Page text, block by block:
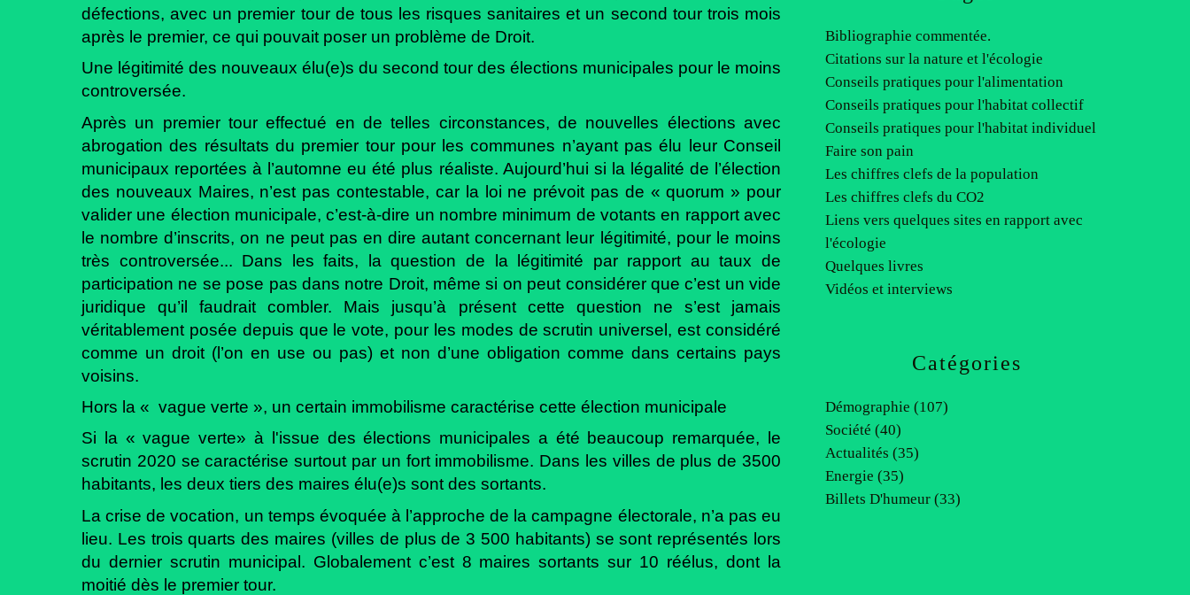
défections, avec un premier tour de tous les risques sanitaires et un second tour trois mois
après le premier, ce qui pouvait poser un problème de Droit.
Une légitimité des nouveaux élu(e)s du second tour des élections municipales pour le moins
controversée.
Après un premier tour effectué en de telles circonstances, de nouvelles élections avec
abrogation des résultats du premier tour pour les communes n’ayant pas élu leur Conseil
municipaux reportées à l’automne eu été plus réaliste. Aujourd’hui si la légalité de l’élection
des nouveaux Maires, n’est pas contestable, car la loi ne prévoit pas de « quorum » pour
valider une élection municipale, c’est-à-dire un nombre minimum de votants en rapport avec
le nombre d’inscrits, on ne peut pas en dire autant concernant leur légitimité, pour le moins
très controversée... Dans les faits, la question de la légitimité par rapport au taux de
participation ne se pose pas dans notre Droit, même si on peut considérer que c’est un vide
juridique qu’il faudrait combler. Mais jusqu’à présent cette question ne s’est jamais
véritablement posée depuis que le vote, pour les modes de scrutin universel, est considéré
comme un droit (l’on en use ou pas) et non d’une obligation comme dans certains pays
voisins.
Hors la « vague verte », un certain immobilisme caractérise cette élection municipale
Si la « vague verte» à l'issue des élections municipales a été beaucoup remarquée, le
scrutin 2020 se caractérise surtout par un fort immobilisme. Dans les villes de plus de 3500
habitants, les deux tiers des maires élu(e)s sont des sortants.
La crise de vocation, un temps évoquée à l’approche de la campagne électorale, n’a pas eu
lieu. Les trois quarts des maires (villes de plus de 3 500 habitants) se sont représentés lors
du dernier scrutin municipal. Globalement c’est 8 maires sortants sur 10 réélus, dont la
moitié dès le premier tour.
Catégories
Démographie (107)
Société (40)
Actualités (35)
Energie (35)
Billets D'humeur (33)
Bibliographie commentée.
Citations sur la nature et l'écologie
Conseils pratiques pour l'alimentation
Conseils pratiques pour l'habitat collectif
Conseils pratiques pour l'habitat individuel
Faire son pain
Les chiffres clefs de la population
Les chiffres clefs du CO2
Liens vers quelques sites en rapport avec
l'écologie
Quelques livres
Vidéos et interviews